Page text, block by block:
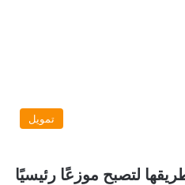
تمويل
لتصبح موزعًا رئيسيًا